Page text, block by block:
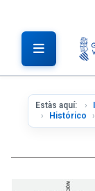
Estàs aquí:
Histórico